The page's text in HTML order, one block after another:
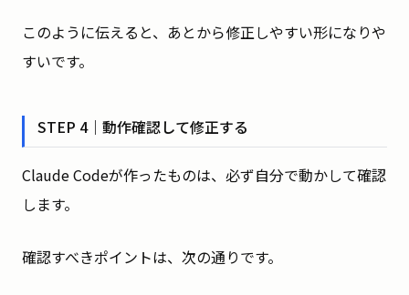
このように伝えると、あとから修正しやすい形になりや
すいです。
STEP 4｜動作確認して修正する
Claude Codeが作ったものは、必ず自分で動かして確認
します。
確認すべきポイントは、次の通りです。